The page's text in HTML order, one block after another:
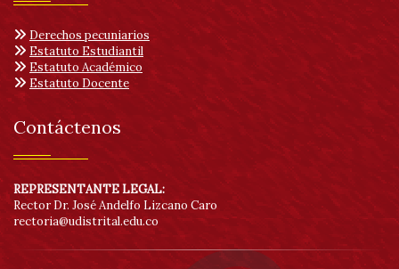
Derechos pecuniarios
Estatuto Estudiantil
Estatuto Académico
Estatuto Docente
Contáctenos
REPRESENTANTE LEGAL:
Rector Dr. José Andelfo Lizcano Caro
rectoria@udistrital.edu.co